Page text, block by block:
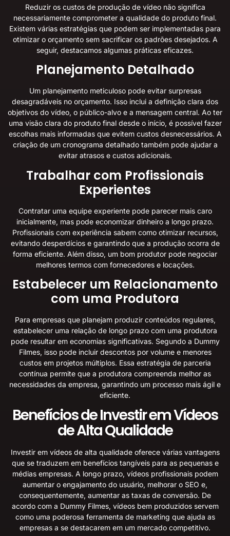
Reduzir os custos de produção de vídeo não significa
necessariamente comprometer a qualidade do produto final.
Existem várias estratégias que podem ser implementadas para
otimizar o orçamento sem sacrificar os padrões desejados. A
seguir, destacamos algumas práticas eficazes.
Planejamento Detalhado
Um planejamento meticuloso pode evitar surpresas
desagradáveis no orçamento. Isso inclui a definição clara dos
objetivos do vídeo, o público-alvo e a mensagem central. Ao ter
uma visão clara do produto final desde o início, é possível fazer
escolhas mais informadas que evitem custos desnecessários. A
criação de um cronograma detalhado também pode ajudar a
evitar atrasos e custos adicionais.
Trabalhar com Profissionais
Experientes
Contratar uma equipe experiente pode parecer mais caro
inicialmente, mas pode economizar dinheiro a longo prazo.
Profissionais com experiência sabem como otimizar recursos,
evitando desperdícios e garantindo que a produção ocorra de
forma eficiente. Além disso, um bom produtor pode negociar
melhores termos com fornecedores e locações.
Estabelecer um Relacionamento
com uma Produtora
Para empresas que planejam produzir conteúdos regulares,
estabelecer uma relação de longo prazo com uma produtora
pode resultar em economias significativas. Segundo a Dummy
Filmes, isso pode incluir descontos por volume e menores
custos em projetos múltiplos. Essa estratégia de parceria
contínua permite que a produtora compreenda melhor as
necessidades da empresa, garantindo um processo mais ágil e
eficiente.
Benefícios de Investir em Vídeos
de Alta Qualidade
Investir em vídeos de alta qualidade oferece várias vantagens
que se traduzem em benefícios tangíveis para as pequenas e
médias empresas. A longo prazo, vídeos profissionais podem
aumentar o engajamento do usuário, melhorar o SEO e,
consequentemente, aumentar as taxas de conversão. De
acordo com a Dummy Filmes, vídeos bem produzidos servem
como uma poderosa ferramenta de marketing que ajuda as
empresas a se destacarem em um mercado competitivo.